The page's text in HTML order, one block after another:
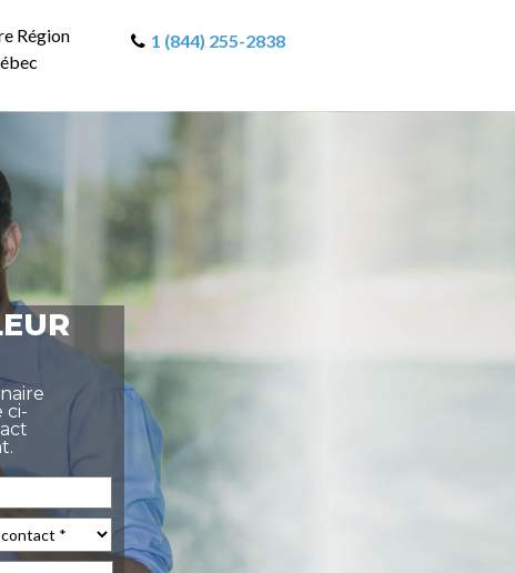
1 (844) 255-2838
Région
ci-